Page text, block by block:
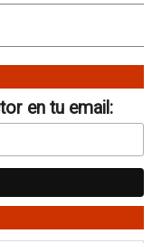
en tu email: